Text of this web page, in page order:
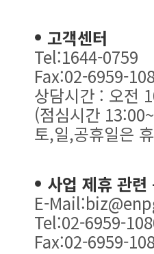
고객센터
Tel:1644-0759
Fax:02-6959-
상담시간 : 오전
(점심시간
토,일,공휴일은
사업 제휴 관련
E-
Tel:02-6959-
Fax:02-6959-